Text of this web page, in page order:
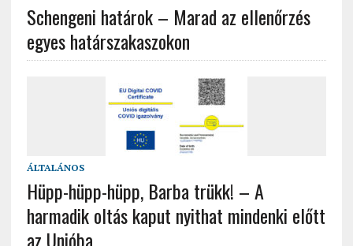
Schengeni határok – Marad az ellenőrzés
egyes határszakaszokon
ÁLTALÁNOS
Hüpp-hüpp-hüpp, Barba trükk! – A
harmadik oltás kaput nyithat mindenki előtt
az Unióba